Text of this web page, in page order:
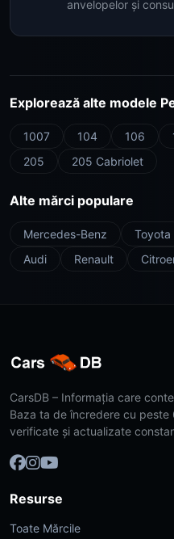
anvelopelor și
Explorează alte modele
1007 104 106
205
205 Cabriolet
Alte mărci populare
Mercedes-Benz Toyota
Audi
Renault
CarsDB – Informația care
Baza ta de încredere cu
verificate și actualizate
Resurse
Toate Mărcile